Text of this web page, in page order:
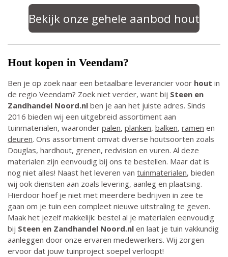
Bekijk onze gehele aanbod hout
Hout kopen in Veendam?
Ben je op zoek naar een betaalbare leverancier voor hout in
de regio Veendam? Zoek niet verder, want bij Steen en
Zandhandel Noord.nl ben je aan het juiste adres. Sinds
2016 bieden wij een uitgebreid assortiment aan
tuinmaterialen, waaronder palen, planken, balken, ramen en
deuren. Ons assortiment omvat diverse houtsoorten zoals
Douglas, hardhout, grenen, redvision en vuren. Al deze
materialen zijn eenvoudig bij ons te bestellen. Maar dat is
nog niet alles! Naast het leveren van tuinmaterialen, bieden
wij ook diensten aan zoals levering, aanleg en plaatsing.
Hierdoor hoef je niet met meerdere bedrijven in zee te
gaan om je tuin een compleet nieuwe uitstraling te geven.
Maak het jezelf makkelijk: bestel al je materialen eenvoudig
bij Steen en Zandhandel Noord.nl en laat je tuin vakkundig
aanleggen door onze ervaren medewerkers. Wij zorgen
ervoor dat jouw tuinproject soepel verloopt!